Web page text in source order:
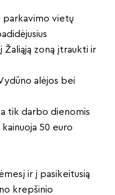
parkavimo vietų
Žaliąją zoną įtraukti ir
alėjos bei
tik darbo dienomis
kainuoja 50 euro
ir į pasikeitusią
krepšinio